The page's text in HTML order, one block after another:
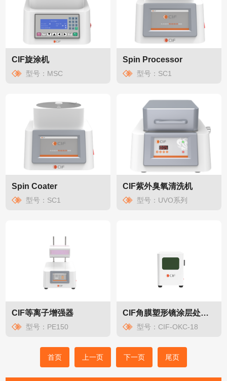
CIF旋涂机
型号：MSC
Spin Processor
型号：SC1
Spin Coater
型号：SC1
CIF紫外臭氧清洗机
型号：UVO系列
CIF等离子增强器
型号：PE150
CIF角膜塑形镜涂层处理系统
型号：CIF-OKC-18
首页 上一页 下一页 尾页